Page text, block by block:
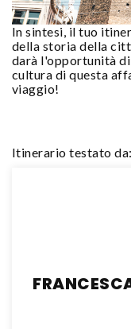
In sintesi, il tuo
della storia della
darà l'opportunità
cultura di questa
viaggio!
Itinerario testato da: